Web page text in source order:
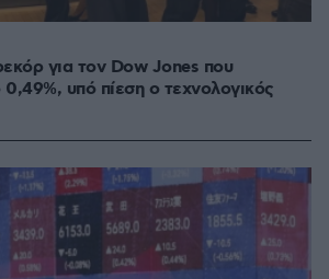
για τον Dow Jones που
υπό πίεση ο τεχνολογικός